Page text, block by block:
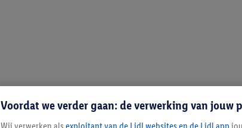
Voordat we verder gaan: de verwerking van jouw